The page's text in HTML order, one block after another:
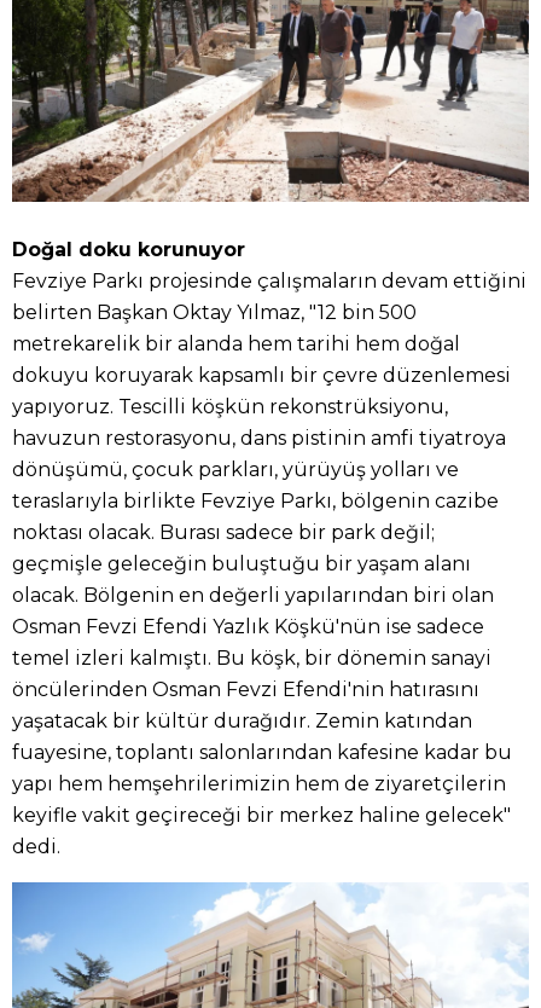
Doğal doku korunuyor
Fevziye Parkı projesinde çalışmaların devam ettiğini
belirten Başkan Oktay Yılmaz, "12 bin 500
metrekarelik bir alanda hem tarihi hem doğal
dokuyu koruyarak kapsamlı bir çevre düzenlemesi
yapıyoruz. Tescilli köşkün rekonstrüksiyonu,
havuzun restorasyonu, dans pistinin amfi tiyatroya
dönüşümü, çocuk parkları, yürüyüş yolları ve
teraslarıyla birlikte Fevziye Parkı, bölgenin cazibe
noktası olacak. Burası sadece bir park değil;
geçmişle geleceğin buluştuğu bir yaşam alanı
olacak. Bölgenin en değerli yapılarından biri olan
Osman Fevzi Efendi Yazlık Köşkü'nün ise sadece
temel izleri kalmıştı. Bu köşk, bir dönemin sanayi
öncülerinden Osman Fevzi Efendi'nin hatırasını
yaşatacak bir kültür durağıdır. Zemin katından
fuayesine, toplantı salonlarından kafesine kadar bu
yapı hem hemşehrilerimizin hem de ziyaretçilerin
keyifle vakit geçireceği bir merkez haline gelecek"
dedi.